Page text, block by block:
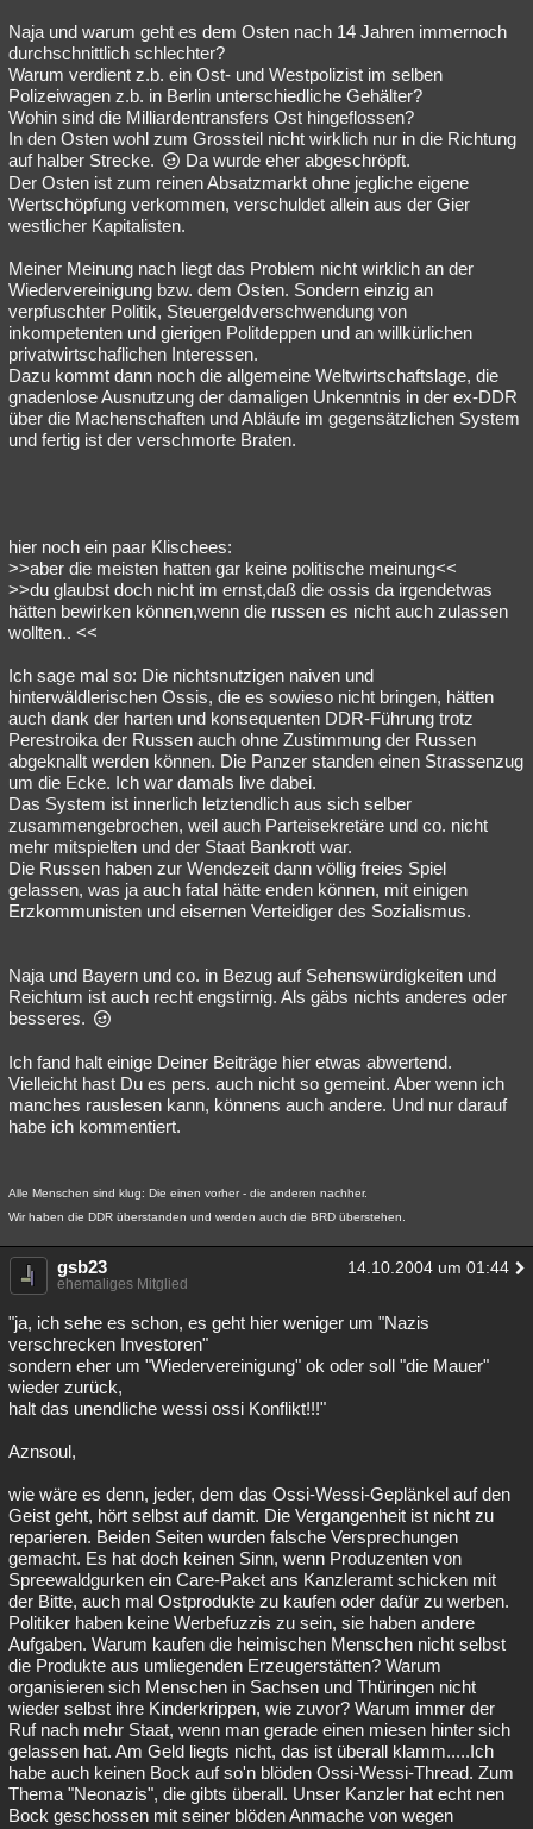
Naja und warum geht es dem Osten nach 14 Jahren immernoch
durchschnittlich schlechter?
Warum verdient z.b. ein Ost- und Westpolizist im selben
Polizeiwagen z.b. in Berlin unterschiedliche Gehälter?
Wohin sind die Milliardentransfers Ost hingeflossen?
In den Osten wohl zum Grossteil nicht wirklich nur in die Richtung
auf halber Strecke.
Da wurde eher abgeschröpft.
Der Osten ist zum reinen Absatzmarkt ohne jegliche eigene
Wertschöpfung verkommen, verschuldet allein aus der Gier
westlicher Kapitalisten.
Meiner Meinung nach liegt das Problem nicht wirklich an der
Wiedervereinigung bzw. dem Osten. Sondern einzig an
verpfuschter Politik, Steuergeldverschwendung von
inkompetenten und gierigen Politdeppen und an willkürlichen
privatwirtschaflichen Interessen.
Dazu kommt dann noch die allgemeine Weltwirtschaftslage, die
gnadenlose Ausnutzung der damaligen Unkenntnis in der ex-DDR
über die Machenschaften und Abläufe im gegensätzlichen System
und fertig ist der verschmorte Braten.
hier noch ein paar Klischees:
>>aber die meisten hatten gar keine politische meinung<<
>>du glaubst doch nicht im ernst,daß die ossis da irgendetwas
hätten bewirken können,wenn die russen es nicht auch zulassen
wollten.. <<
Ich sage mal so: Die nichtsnutzigen naiven und
hinterwäldlerischen Ossis, die es sowieso nicht bringen, hätten
auch dank der harten und konsequenten DDR-Führung trotz
Perestroika der Russen auch ohne Zustimmung der Russen
abgeknallt werden können. Die Panzer standen einen Strassenzug
um die Ecke. Ich war damals live dabei.
Das System ist innerlich letztendlich aus sich selber
zusammengebrochen, weil auch Parteisekretäre und co. nicht
mehr mitspielten und der Staat Bankrott war.
Die Russen haben zur Wendezeit dann völlig freies Spiel
gelassen, was ja auch fatal hätte enden können, mit einigen
Erzkommunisten und eisernen Verteidiger des Sozialismus.
Naja und Bayern und co. in Bezug auf Sehenswürdigkeiten und
Reichtum ist auch recht engstirnig. Als gäbs nichts anderes oder
besseres.
Ich fand halt einige Deiner Beiträge hier etwas abwertend.
Vielleicht hast Du es pers. auch nicht so gemeint. Aber wenn ich
manches rauslesen kann, könnens auch andere. Und nur darauf
habe ich kommentiert.
Alle Menschen sind klug: Die einen vorher - die anderen nachher.
Wir haben die DDR überstanden und werden auch die BRD überstehen.
gsb23 14.10.2004 um 01:44
ehemaliges Mitglied
"ja, ich sehe es schon, es geht hier weniger um "Nazis
verschrecken Investoren"
sondern eher um "Wiedervereinigung" ok oder soll "die Mauer"
wieder zurück,
halt das unendliche wessi ossi Konflikt!!!"
Aznsoul,
wie wäre es denn, jeder, dem das Ossi-Wessi-Geplänkel auf den
Geist geht, hört selbst auf damit. Die Vergangenheit ist nicht zu
reparieren. Beiden Seiten wurden falsche Versprechungen
gemacht. Es hat doch keinen Sinn, wenn Produzenten von
Spreewaldgurken ein Care-Paket ans Kanzleramt schicken mit
der Bitte, auch mal Ostprodukte zu kaufen oder dafür zu werben.
Politiker haben keine Werbefuzzis zu sein, sie haben andere
Aufgaben. Warum kaufen die heimischen Menschen nicht selbst
die Produkte aus umliegenden Erzeugerstätten? Warum
organisieren sich Menschen in Sachsen und Thüringen nicht
wieder selbst ihre Kinderkrippen, wie zuvor? Warum immer der
Ruf nach mehr Staat, wenn man gerade einen miesen hinter sich
gelassen hat. Am Geld liegts nicht, das ist überall klamm.....Ich
habe auch keinen Bock auf so'n blöden Ossi-Wessi-Thread. Zum
Thema "Neonazis", die gibts überall. Unser Kanzler hat echt nen
Bock geschossen mit seiner blöden Anmache von wegen